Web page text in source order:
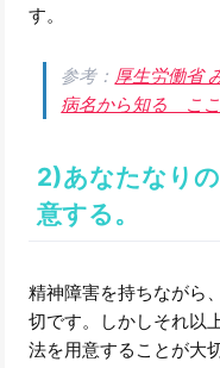
す。
参考： 厚生労働省
病名から知る こ
2)あなたなり
意する。
精神障害を持ちながら
切です。しかしそれ以
法を用意することが大